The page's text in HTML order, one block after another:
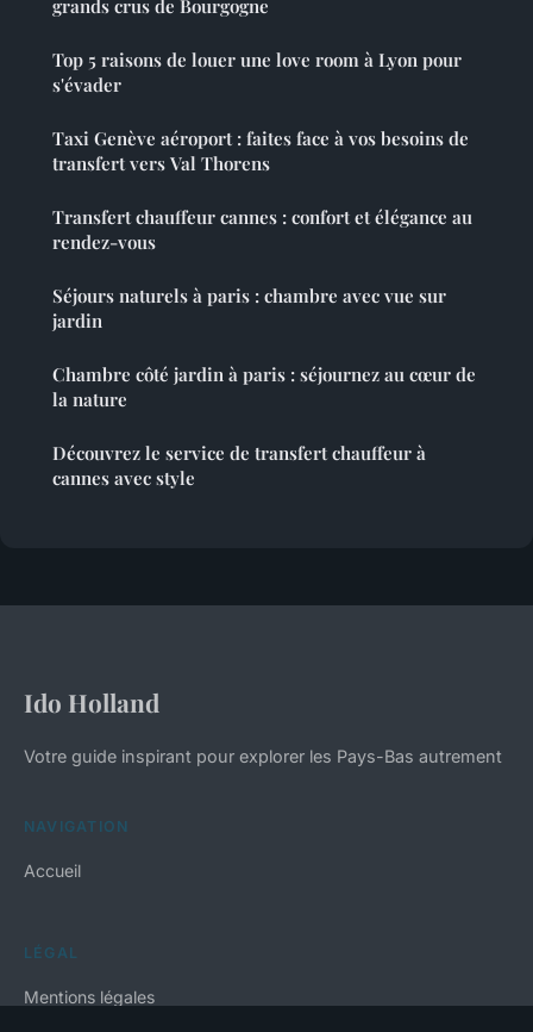
grands crus de Bourgogne
Top 5 raisons de louer une love room à Lyon pour
s'évader
Taxi Genève aéroport : faites face à vos besoins de
transfert vers Val Thorens
Transfert chauffeur cannes : confort et élégance au
rendez-vous
Séjours naturels à paris : chambre avec vue sur
jardin
Chambre côté jardin à paris : séjournez au cœur de
la nature
Découvrez le service de transfert chauffeur à
cannes avec style
Ido Holland
Votre guide inspirant pour explorer les Pays-Bas autrement
NAVIGATION
Accueil
LÉGAL
Mentions légales